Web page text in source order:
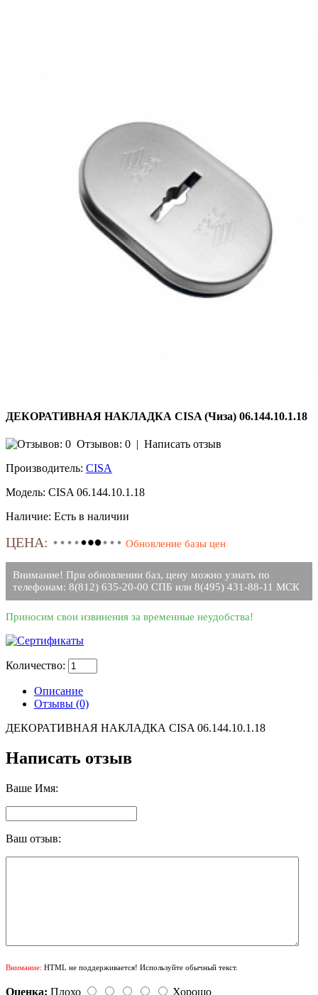
ДЕКОРАТИВНАЯ НАКЛАДКА CISA (Чиза) 06.144.10.1.18
Отзывов: 0 | Написать отзыв
Производитель: CISA
Модель: CISA 06.144.10.1.18
Наличие: Есть в наличии
ЦЕНА: Обновление базы цен
Внимание! При обновлении баз, цену можно узнать по
телефонам: 8(812) 635-20-00 СПБ или 8(495) 431-88-11 МСК
Приносим свои извинения за временные неудобства!
Количество:
Описание
Отзывы (0)
ДЕКОРАТИВНАЯ НАКЛАДКА CISA 06.144.10.1.18
Написать отзыв
Ваше Имя:
Ваш отзыв:
Внимание: HTML не поддерживается! Используйте обычный текст.
Оценка: Плохо
Хорошо